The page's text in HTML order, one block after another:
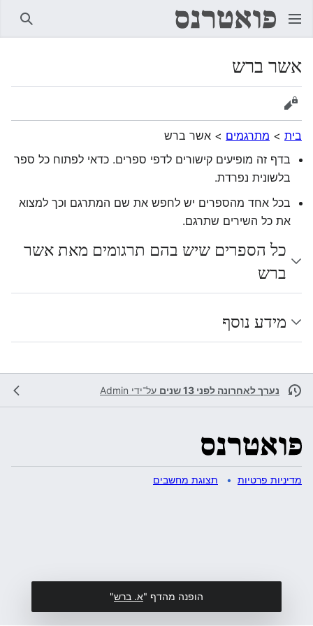
אשר ברש
הצגת מקור
בית > מתרגמים > אשר ברש
בדף זה מופיעים קישורים לדפי ספרים. כדאי לפתוח כל ספר
בלשונית נפרדת.
בכל אחד מהספרים יש לחפש את שם המתרגם וכך למצוא
את כל השירים שתרגם.
כל הספרים שיש בהם תרגומים מאת אשר
ברש
מידע נוסף
נערך לאחרונה לפני 13 שנים על־ידי Admin
מדיניות פרטיות תצוגת מחשבים
הופנה מהדף "א. ברש"